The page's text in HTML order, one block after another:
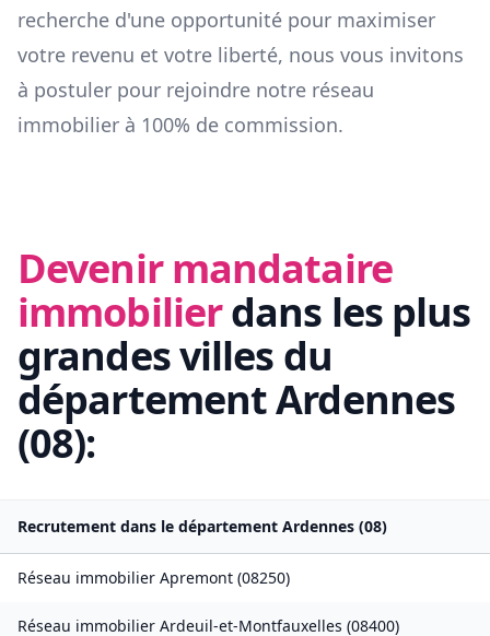
recherche d'une opportunité pour maximiser
votre revenu et votre liberté, nous vous invitons
à postuler pour rejoindre notre réseau
immobilier à 100% de commission.
Devenir mandataire
immobilierdans les plus
grandes villes du
départementArdennes
(08):
Recrutement dans le département Ardennes (08)
Réseau immobilier Apremont (08250)
Réseau immobilier Ardeuil-et-Montfauxelles (08400)